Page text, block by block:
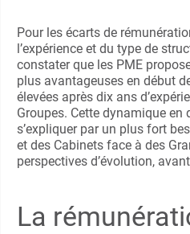
Pour les écarts de
l’expérience et du type de
constater que les PME
plus avantageuses en début
élevées après dix ans
Groupes. Cette dynamique en
s’expliquer par un plus fort
et des Cabinets face à des
perspectives d’évolution,
La